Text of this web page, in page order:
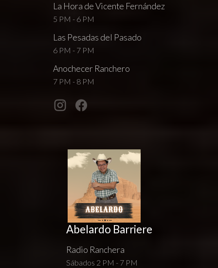
La Hora de Vicente Fernández
5 PM - 6 PM
Las Pesadas del Pasado
6 PM - 7 PM
Anochecer Ranchero
7 PM - 8 PM
Abelardo Barriere
Radio Ranchera
Sábados 2 PM - 7 PM